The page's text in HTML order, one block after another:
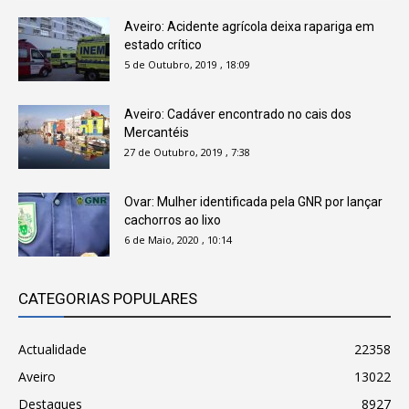
Aveiro: Acidente agrícola deixa rapariga em
estado crítico
5 de Outubro, 2019 , 18:09
Aveiro: Cadáver encontrado no cais dos
Mercantéis
27 de Outubro, 2019 , 7:38
Ovar: Mulher identificada pela GNR por lançar
cachorros ao lixo
6 de Maio, 2020 , 10:14
CATEGORIAS POPULARES
Actualidade
22358
Aveiro
13022
Destaques
8927